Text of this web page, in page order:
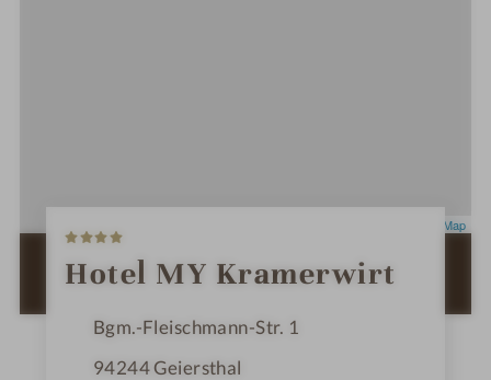
OpenStreetMap
ZUR ROUTENPLANUNG MIT GOOGLE
MAPS
S
t
e
n
e
Hotel MY Kramerwirt
Bgm.-Fleischmann-Str. 1
94244Geiersthal